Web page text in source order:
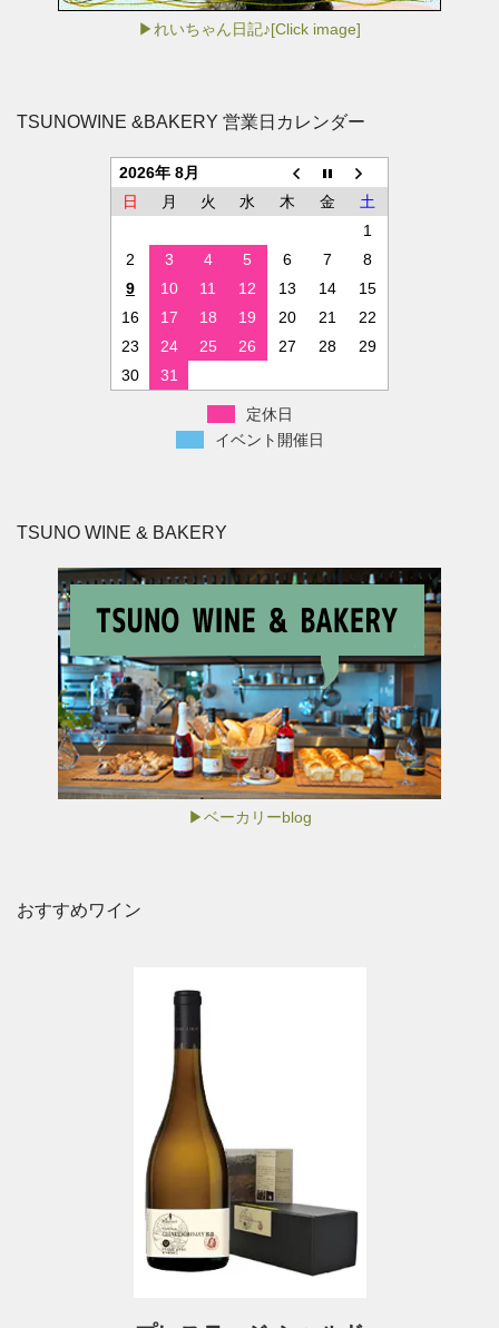
▶れいちゃん日記♪[Click image]
TSUNOWINE &BAKERY 営業日カレンダー
2026年 8月
日
月 火 水 木 金
土
1
2
3 4 5 6 7
8
9
10 11 12 13 14
15
16
17 18 19 20 21
22
23
24 25 26 27 28
29
30
31
定休日
イベント開催日
TSUNO WINE & BAKERY
▶ベーカリーblog
おすすめワイン